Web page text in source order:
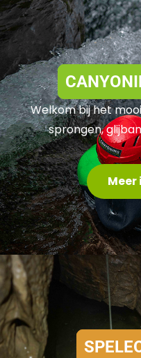
Welkom bij het
sprongen,